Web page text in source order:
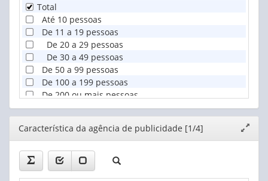
Total
Até 10 pessoas
De 11 a 19 pessoas
De 20 a 29 pessoas
De 30 a 49 pessoas
De 50 a 99 pessoas
De 100 a 199 pessoas
De 200 ou mais pessoas
Sem declaração de pessoal ocupado
Editor
janela
Característica da agência de publicidade [1/4]